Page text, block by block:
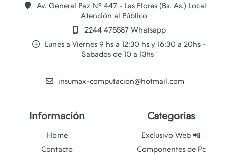
Av. General Paz Nº 447 - Las Flores (Bs. As.) Local
Atención al Público
2244 475587 Whatsapp
Lunes a Viernes 9 hs a 12:30 hs y 16:30 a 20hs -
Sabados de 10 a 13hs
insumax-computacion@hotmail.com
Información
Home
Contacto
Categorias
Exclusivo Web 📲
Componentes de Pc